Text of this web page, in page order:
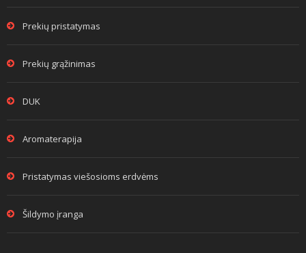
Prekių pristatymas
Prekių grąžinimas
DUK
Aromaterapija
Pristatymas viešosioms erdvėms
Šildymo įranga